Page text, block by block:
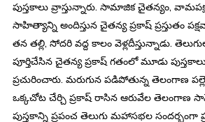
పుస్తకాలు వ్రాస్తున్నారు. సామాజిక చైతన్యం,
సాహిత్యాన్ని అందిస్తున చైతన్య ప్రకాష్ ప్రస్తుతం
తన తల్లి, సోదరి వద్ద కాలం వెళ్లదీస్తున్నాడు.
పూర్తిచేసిన చైతన్య ప్రకాష్ గతంలో మూడు
ప్రచురించారు. మరుగున పడిపోతున్న తెలంగాణ
ఒక్కచోట చేర్చి ప్రకాష్ రాసిన ఆరువేల తెలంగాణ
పుస్తకాన్ని ప్రపంచ తెలుగు మహాసభల సందర్భంగా